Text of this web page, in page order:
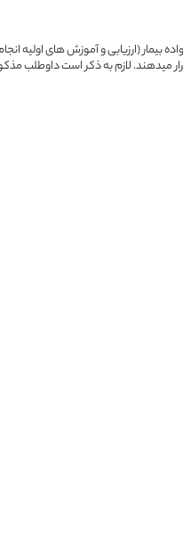
بیمار (ارزیابی و آموزش های
میدهند. لازم به ذکر است